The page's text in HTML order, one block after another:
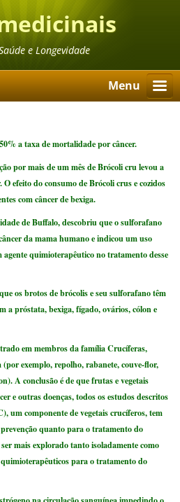
e Longevidade
Menu
a taxa de mortalidade por câncer.
por mais de um mês de Brócoli cru levou a
efeito do consumo de Brócoli crus e cozidos
com câncer de bexiga.
de Buffalo, descobriu que o sulforafano
da mama humano e indicou um uso
agente quimioterapêutico no tratamento desse
os brotos de brócolis e seu sulforafano têm
a próstata, bexiga, fígado, ovários, cólon e
em membros da família Crucíferas,
exemplo, repolho, rabanete, couve-flor,
A conclusão é de que frutas e vegetais
e outras doenças, todos os estudos descritos
um componente de vegetais crucíferos, tem
quanto para o tratamento do
mais explorado tanto isoladamente como
quimioterapêuticos para o tratamento do